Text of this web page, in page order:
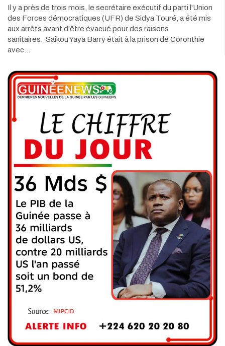
Il y a près de trois mois, le secrétaire exécutif du parti l'Union
des Forces démocratiques (UFR) de Sidya Touré, a été mis
aux arrêts avant d'être évacué pour des raisons
sanitaires. Saikou Yaya Barry était à la prison de Coronthie
avec…